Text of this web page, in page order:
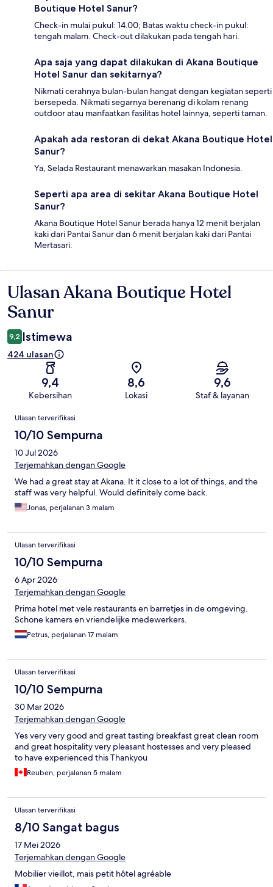
Boutique Hotel Sanur?
Check-in mulai pukul: 14.00; Batas waktu check-in pukul:
tengah malam. Check-out dilakukan pada tengah hari.
Apa saja yang dapat dilakukan di Akana Boutique
Hotel Sanur dan sekitarnya?
Nikmati cerahnya bulan-bulan hangat dengan kegiatan seperti
bersepeda. Nikmati segarnya berenang di kolam renang
outdoor atau manfaatkan fasilitas hotel lainnya, seperti taman.
Apakah ada restoran di dekat Akana Boutique Hotel
Sanur?
Ya, Selada Restaurant menawarkan masakan Indonesia.
Seperti apa area di sekitar Akana Boutique Hotel
Sanur?
Akana Boutique Hotel Sanur berada hanya 12 menit berjalan
kaki dari Pantai Sanur dan 6 menit berjalan kaki dari Pantai
Mertasari.
Ulasan
Ulasan Akana Boutique Hotel
Sanur
9,2 Istimewa
424 ulasan
9,4
Kebersihan
8,6
Lokasi
9,6
Staf & layanan
Ulasan
Ulasan terverifikasi
10/10 Sempurna
10 Jul 2026
Terjemahkan dengan Google
We had a great stay at Akana. It it close to a lot of things, and the
staff was very helpful. Would definitely come back.
Jonas, perjalanan 3 malam
Ulasan terverifikasi
10/10 Sempurna
6 Apr 2026
Terjemahkan dengan Google
Prima hotel met vele restaurants en barretjes in de omgeving.
Schone kamers en vriendelijke medewerkers.
Petrus, perjalanan 17 malam
Ulasan terverifikasi
10/10 Sempurna
30 Mar 2026
Terjemahkan dengan Google
Yes very very good and great tasting breakfast great clean room
and great hospitality very pleasant hostesses and very pleased
to have experienced this Thankyou
Reuben, perjalanan 5 malam
Ulasan terverifikasi
8/10 Sangat bagus
17 Mei 2026
Terjemahkan dengan Google
Mobilier vieillot, mais petit hôtel agréable